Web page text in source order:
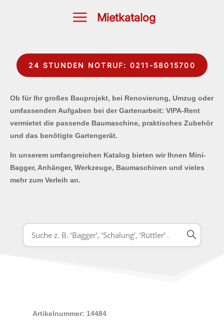
24 STUNDEN NOTRUF: 0211-58015700
Ob für Ihr großes Bauprojekt, bei Renovierung, Umzug oder
umfassenden Aufgaben bei der Gartenarbeit: VIPA-Rent
vermietet die passende Baumaschine, praktisches Zubehör
und das benötigte Gartengerät.
In unserem umfangreichen Katalog bieten wir Ihnen Mini-
Bagger, Anhänger, Werkzeuge, Baumaschinen und vieles
mehr zum Verleih an.
Artikelnummer: 14484